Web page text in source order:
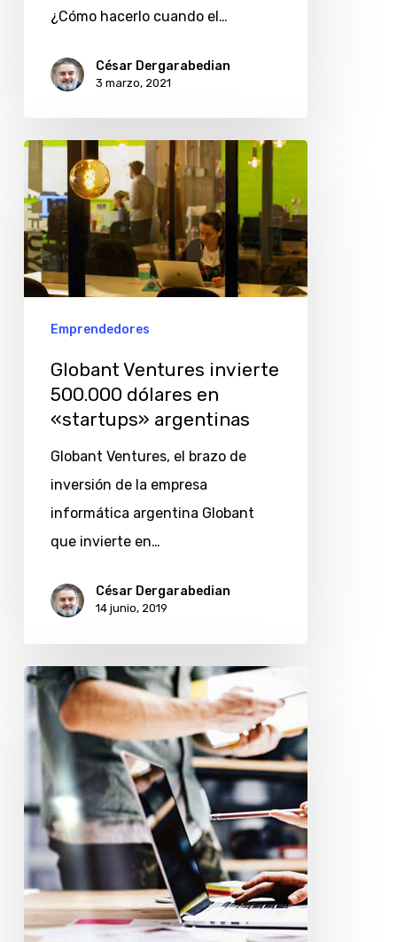
¿Cómo hacerlo cuando el…
César Dergarabedian
3 marzo, 2021
Globant
Ventures
invierte
500.000
dólares
en
«startups»
Emprendedores
Globant Ventures invierte
500.000 dólares en
«startups» argentinas
Globant Ventures, el brazo de
inversión de la empresa
informática argentina Globant
que invierte en…
César Dergarabedian
14 junio, 2019
Endeavor
Argentina
y
CCU
salen
a
buscar
emprendedores
para
la